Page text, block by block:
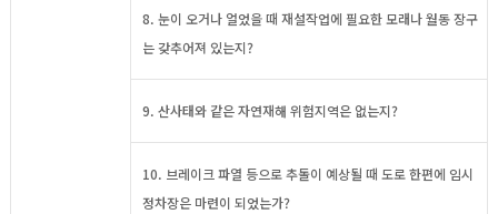
8. 눈이 오거나 얼었을 때 재설작업에 필요한 모래나 월동 장구
는 갖추어져 있는지?
9. 산사태와 같은 자연재해 위험지역은 없는지?
10. 브레이크 파열 등으로 추돌이 예상될 때 도로 한편에 임시
정차장은 마련이 되었는가?